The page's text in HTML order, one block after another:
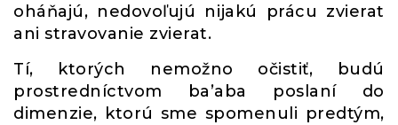
oháňajú, nedovoľujú nijakú prácu zvierat
ani stravovanie zvierat.
Tí, ktorých nemožno očistiť, budú
prostredníctvom ba’aba poslaní do
dimenzie, ktorú sme spomenuli predtým,